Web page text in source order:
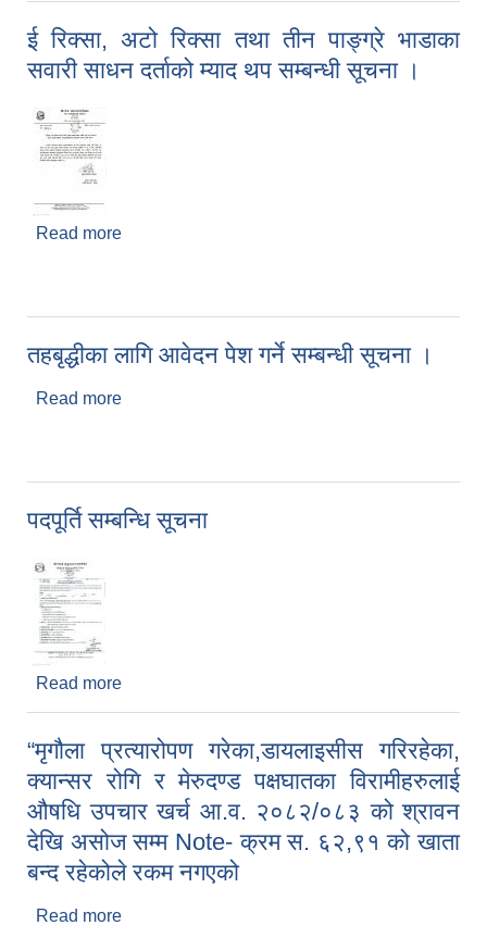
ई रिक्सा, अटो रिक्सा तथा तीन पाङ्ग्रे भाडाका
सवारी साधन दर्ताको म्याद थप सम्बन्धी सूचना ।
Read more
तहबृद्धीका लागि आवेदन पेश गर्ने सम्बन्धी सूचना ।
Read more
पदपूर्ति सम्बन्धि सूचना
Read more
“मृगौला प्रत्यारोपण गरेका,डायलाइसीस गरिरहेका,
क्यान्सर रोगि र मेरुदण्ड पक्षघातका विरामीहरुलाई
औषधि उपचार खर्च आ.व. २०८२/०८३ को श्रावन
देखि असोज सम्म Note- क्रम स. ६२,९१ को खाता
बन्द रहेकोले रकम नगएको
Read more